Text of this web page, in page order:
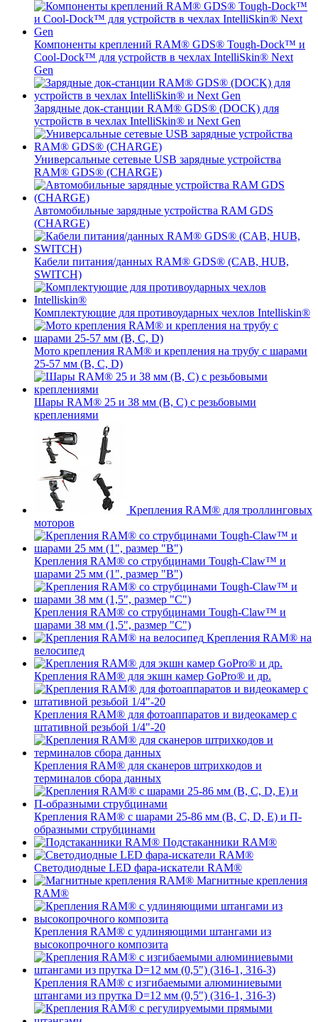
Компоненты креплений RAM® GDS® Tough-Dock™ и
Cool-Dock™ для устройств в чехлах IntelliSkin® Next
Gen
Зарядные док-станции RAM® GDS® (DOCK) для
устройств в чехлах IntelliSkin® и Next Gen
Универсальные сетевые USB зарядные устройства
RAM® GDS® (CHARGE)
Автомобильные зарядные устройства RAM GDS
(CHARGE)
Кабели питания/данных RAM® GDS® (CAB, HUB,
SWITCH)
Комплектующие для противоударных чехлов Intelliskin®
Мото крепления RAM® и крепления на трубу с шарами
25-57 мм (B, C, D)
Шары RAM® 25 и 38 мм (B, C) с резьбовыми
креплениями
Крепления RAM® для троллинговых
моторов
Крепления RAM® со струбцинами Tough-Claw™ и
шарами 25 мм (1", размер "B")
Крепления RAM® со струбцинами Tough-Claw™ и
шарами 38 мм (1,5", размер "C")
Крепления RAM® на
велосипед
Крепления RAM® для экшн камер GoPro® и др.
Крепления RAM® для фотоаппаратов и видеокамер с
штативной резьбой 1/4"-20
Крепления RAM® для сканеров штрихкодов и
терминалов сбора данных
Крепления RAM® с шарами 25-86 мм (B, C, D, E) и П-
образными струбцинами
Подстаканники RAM®
Светодиодные LED фара-искатели RAM®
Магнитные крепления
RAM®
Крепления RAM® с удлиняющими штангами из
высокопрочного композита
Крепления RAM® с изгибаемыми алюминиевыми
штангами из прутка D=12 мм (0,5") (316-1, 316-3)